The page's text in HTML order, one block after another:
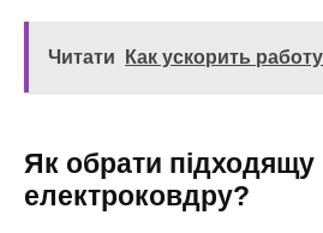
Читати Как ускорить
Як обрати підходящу
електроковдру?